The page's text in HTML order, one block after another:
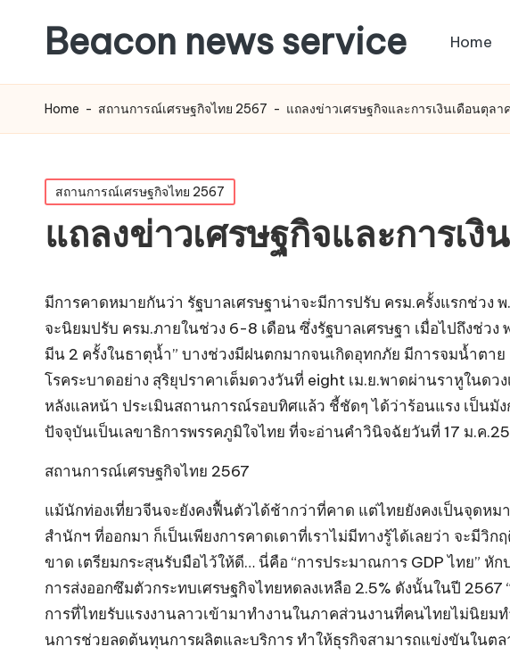
Beacon news service Home
Home - สถานการณ์เศรษฐกิจไทย 2567 - แถลงข่าวเศรษฐกิจและการเงินเดือนตุลา
Posted
in
สถานการณ์เศรษฐกิจไทย 2567
แถลงข่าวเศรษฐกิจและการเ
มีการคาดหมายกันว่า รัฐบาลเศรษฐาน่าจะมีการปรับ ครม.ครั้งแรกช่วง
จะนิยมปรับ ครม.ภายในช่วง 6-8 เดือน ซึ่งรัฐบาลเศรษฐา เมื่อไปถึงช่ว
มีน 2 ครั้งในธาตุน้ำ” บางช่วงมีฝนตกมากจนเกิดอุทกภัย มีการจมน้ำตา
โรคระบาดอย่าง สุริยุปราคาเต็มดวงวันที่ eight เม.ย.พาดผ่านราหูในดว
หลังแลหน้า ประเมินสถานการณ์รอบทิศแล้ว ชี้ชัดๆ ได้ว่าร้อนแรง เป็น
ปัจจุบันเป็นเลขาธิการพรรคภูมิใจไทย ที่จะอ่านคำวินิจฉัยวันที่ 17 ม.ค
สถานการณ์เศรษฐกิจไทย 2567
แม้นักท่องเที่ยวจีนจะยังคงฟื้นตัวได้ช้ากว่าที่คาด แต่ไทยยังคงเป็นจุดห
สำนักฯ ที่ออกมา ก็เป็นเพียงการคาดเดาที่เราไม่มีทางรู้ได้เลยว่า จะมี
ขาด เตรียมกระสุนรับมือไว้ให้ดี… นี่คือ “การประมาณการ GDP ไทย”
การส่งออกซึมตัวกระทบเศรษฐกิจไทยหดลงเหลือ 2.5% ดังนั้นในปี
การที่ไทยรับแรงงานลาวเข้ามาทำงานในภาคส่วนงานที่คนไทยไม่นิยม
นการช่วยลดต้นทุนการผลิตและบริการ ทำให้ธุรกิจสามารถแข่งขันในต